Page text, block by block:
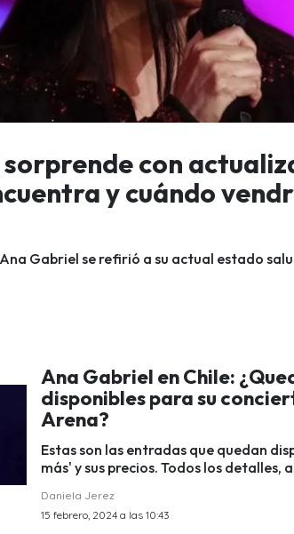
con
y cuándo
Gabriel se refirió a su actual estado
Ana Gabriel en Chile:
disponibles para su
Arena?
Estas son las entradas que quedan
más' y sus precios. Todos los detalles,
Daniela Jerez
15 febrero, 2024 a las 10:43